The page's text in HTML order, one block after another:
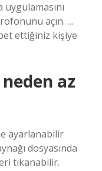
uygulamasını
açın. …
ettiğiniz kişiye
az
ayarlanabilir
dosyasında
tıkanabilir.